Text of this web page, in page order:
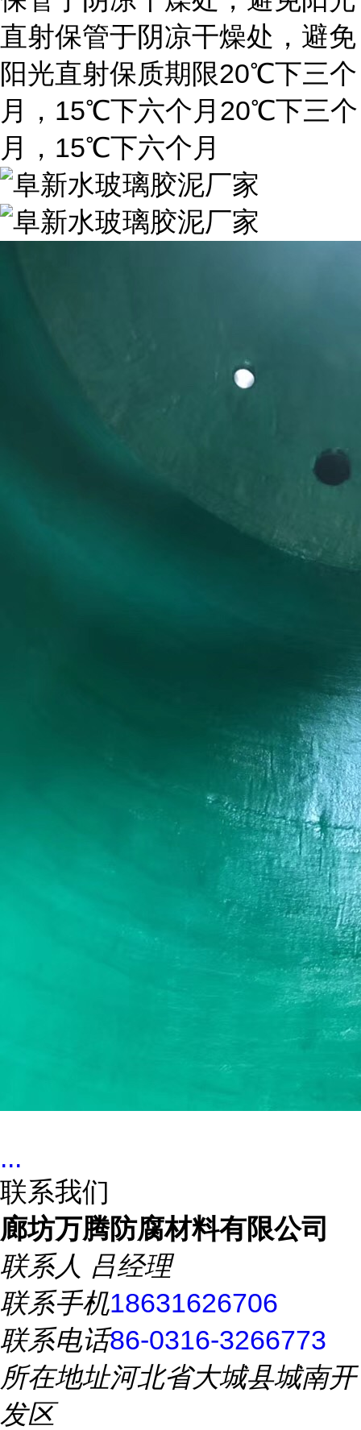
直射保管于阴凉干燥处，避免
阳光直射保质期限20℃下三个
月， 15℃下六个月 20℃下三个
月， 15℃下六个月
...
联系我们
廊坊万腾防腐材料有限公司
联系人 吕经理
联系手机18631626706
联系电话86-0316-3266773
所在地址河北省大城县城南开
发区